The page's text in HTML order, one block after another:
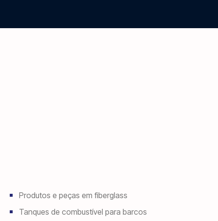
Produtos e peças em fiberglass
Tanques de combustível para barcos